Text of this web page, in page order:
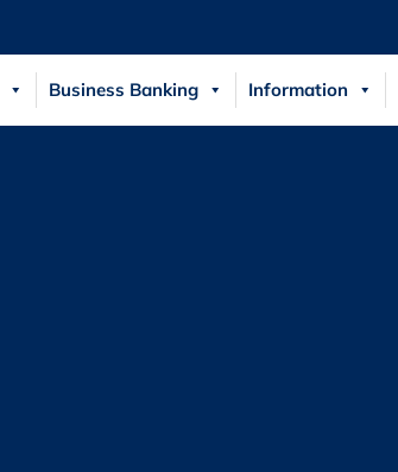
Business Banking Information